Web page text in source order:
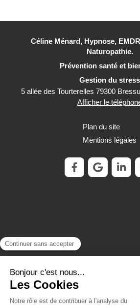
Céline Ménard, Hypnose,
Naturopathie.
Prévention santé et
Gestion du stress
5 allée des Tourterelles 79300
Afficher le
Plan du site
Mentions légales